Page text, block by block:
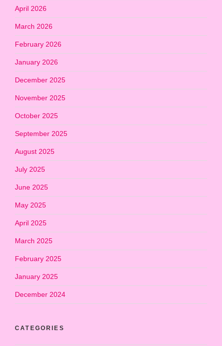
April 2026
March 2026
February 2026
January 2026
December 2025
November 2025
October 2025
September 2025
August 2025
July 2025
June 2025
May 2025
April 2025
March 2025
February 2025
January 2025
December 2024
CATEGORIES